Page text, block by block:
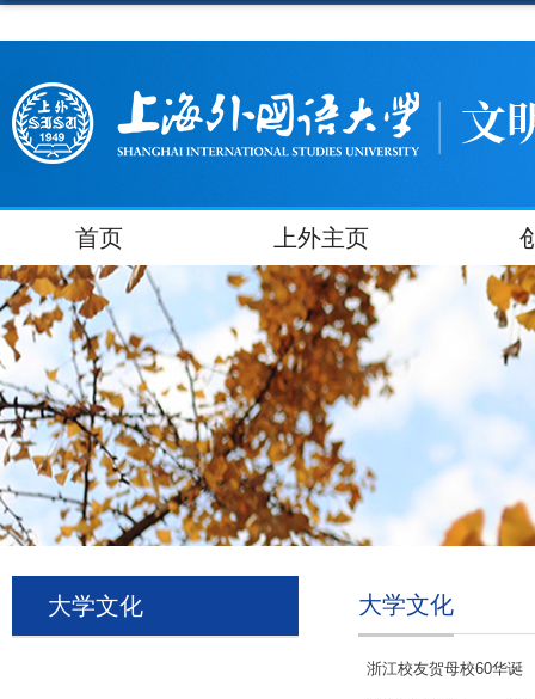
首页 上外主页
大学文化 大学文化
浙江校友贺母校60华诞